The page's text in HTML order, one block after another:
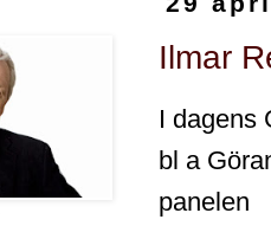
Ilmar
I dagens
bl a
panelen